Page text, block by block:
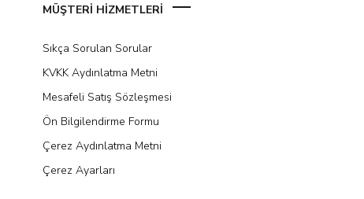
MÜŞTERİ HİZMETLERİ
Sıkça Sorulan Sorular
KVKK Aydınlatma Metni
Mesafeli Satış Sözleşmesi
Ön Bilgilendirme Formu
Çerez Aydınlatma Metni
Çerez Ayarları